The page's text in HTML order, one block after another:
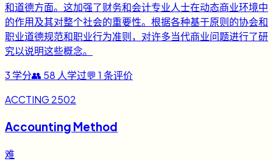
和道德方面。这加强了财务和会计专业人士在动态商业环境中
的作用及其对整个社会的重要性。根据各种基于原则的协会和
职业道德规范和职业行为准则，对许多当代商业问题进行了研
究以说明这些概念。
3 学分👥 58 人学过💬 1 条评价
ACCTING 2502
Accounting Method
难